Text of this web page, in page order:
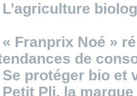
L’agriculture
« Franprix Noé »
de
Se protéger bio et
Petit Pli, la